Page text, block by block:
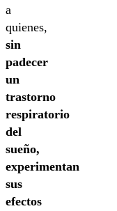
a
quienes,
sin
padecer
un
trastorno
respiratorio
del
sueño,
experimentan
sus
efectos